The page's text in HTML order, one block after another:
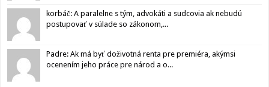
korbáč: A paralelne s tým, advokáti a sudcovia ak nebudú
postupovať v súlade so zákonom,...
Padre: Ak má byť doživotná renta pre premiéra, akýmsi
ocenením jeho práce pre národ a o...